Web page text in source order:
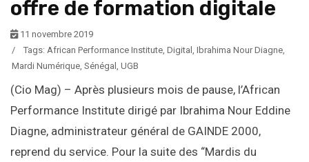
offre de formation digitale
11 novembre 2019
/
Tags: African Performance Institute, Digital , Ibrahima Nour Diagne,
Mardi Numérique, Sénégal , UGB
(Cio Mag) – Après plusieurs mois de pause, l’African
Performance Institute dirigé par Ibrahima Nour Eddine
Diagne, administrateur général de GAINDE 2000,
reprend du service. Pour la suite des “Mardis du